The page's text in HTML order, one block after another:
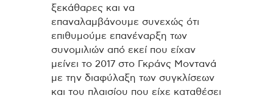
ξεκάθαρες και να
επαναλαμβάνουμε συνεχώς ότι
επιθυμούμε επανέναρξη των
συνομιλιών από εκεί που είχαν
μείνει το 2017 στο Γκράνς Μοντανά
με την διαφύλαξη των συγκλίσεων
και του πλαισίου που είχε καταθέσει